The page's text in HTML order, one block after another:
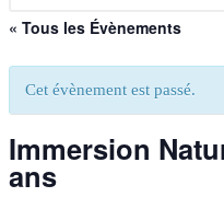
« Tous les Évènements
Cet évènement est passé.
Immersion
ans